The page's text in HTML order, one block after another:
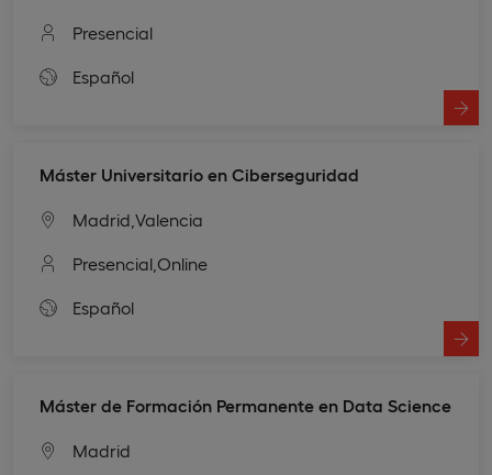
Presencial
Español
Máster Universitario en Ciberseguridad
Madrid, Valencia
Presencial, Online
Español
Máster de Formación Permanente en Data Science
Madrid